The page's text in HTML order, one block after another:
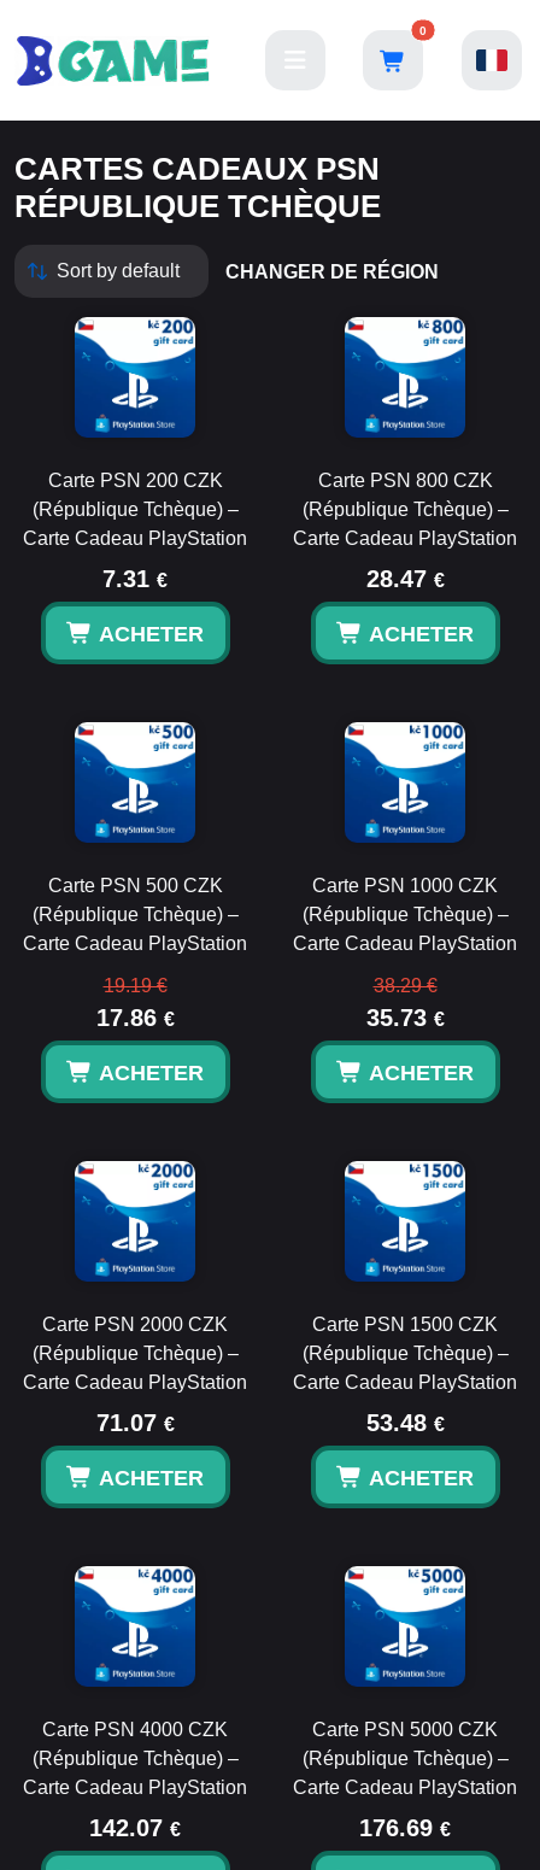
0
CARTES CADEAUX PSN
RÉPUBLIQUE TCHÈQUE
CHANGER DE RÉGION
Carte PSN 200 CZK
(République Tchèque) –
Carte Cadeau PlayStation
7.31 €
ACHETER
Carte PSN 800 CZK
(République Tchèque) –
Carte Cadeau PlayStation
28.47 €
ACHETER
Carte PSN 500 CZK
(République Tchèque) –
Carte Cadeau PlayStation
19.19 €
17.86 €
ACHETER
Carte PSN 1000 CZK
(République Tchèque) –
Carte Cadeau PlayStation
38.29 €
35.73 €
ACHETER
Carte PSN 2000 CZK
(République Tchèque) –
Carte Cadeau PlayStation
71.07 €
ACHETER
Carte PSN 1500 CZK
(République Tchèque) –
Carte Cadeau PlayStation
53.48 €
ACHETER
Carte PSN 4000 CZK
(République Tchèque) –
Carte Cadeau PlayStation
142.07 €
Carte PSN 5000 CZK
(République Tchèque) –
Carte Cadeau PlayStation
176.69 €